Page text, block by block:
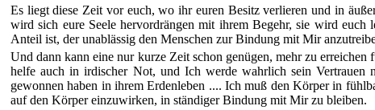
Es liegt diese Zeit vor euch, wo ihr euren Besitz verlieren und in
wird sich eure Seele hervordrängen mit ihrem Begehr, sie wird
Anteil ist, der unablässig den Menschen zur Bindung mit Mir
Und dann kann eine nur kurze Zeit schon genügen, mehr zu
helfe auch in irdischer Not, und Ich werde wahrlich sein Vertrauen
gewonnen haben in ihrem Erdenleben .... Ich muß den Körper in
auf den Körper einzuwirken, in ständiger Bindung mit Mir zu bleiben.